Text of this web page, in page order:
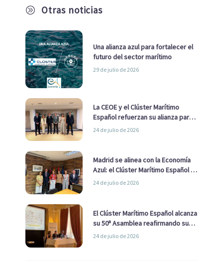
A Otras noticias
Una alianza azul para fortalecer el
futuro del sector marítimo
29 de julio de 2026
La CEOE y el Clúster Marítimo
Español refuerzan su alianza para
impulsar una estrategia Nacional
24 de julio de 2026
Madrid se alinea con la Economía
Azul: el Clúster Marítimo Español y
la Real Liga Naval avanzan alianzas
24 de julio de 2026
El Clúster Marítimo Español alcanza
su 50ª Asamblea reafirmando su
liderazgo en la Economía Azul
24 de julio de 2026